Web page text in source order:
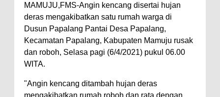
MAMUJU,FMS-Angin kencang disertai hujan
deras mengakibatkan satu rumah warga di
Dusun Papalang Pantai Desa Papalang,
Kecamatan Papalang, Kabupaten Mamuju rusak
dan roboh, Selasa pagi (6/4/2021) pukul 06.00
WITA.
"Angin kencang ditambah hujan deras
mengakibatkan rumah roboh dan rata dengan